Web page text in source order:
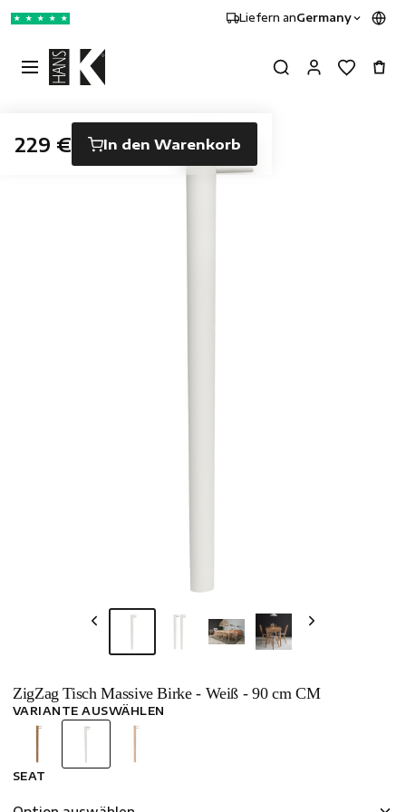
★ ★ ★ ★ ★ Liefern anGermany
ZigZag Tisch Massive Birke - Weiß - 90 cm CM
VARIANTE AUSWÄHLEN
SEAT
229 € In den Warenkorb